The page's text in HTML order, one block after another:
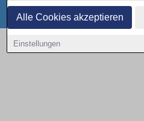
Alle Cookies akzeptieren
Einstellungen
Datenschutz
Copyright © 2000 - 2026 | 1A